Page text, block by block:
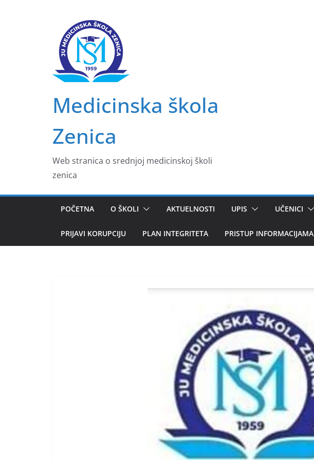
Medicinska škola
Zenica
Web stranica o srednjoj medicinskoj školi
zenica
POČETNA O ŠKOLI AKTUELNOSTI UPIS UČENICI
PRIJAVI KORUPCIJU PLAN INTEGRITETA PRISTUP INFORMACIJAMA